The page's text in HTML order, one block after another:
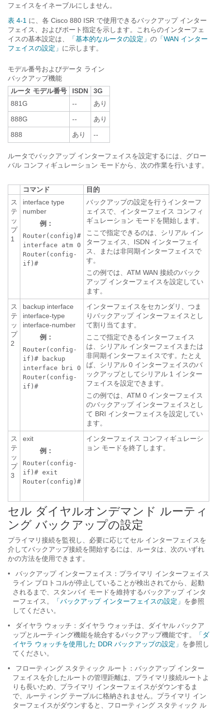
フェイスをイネーブルにしません。
表 4-1 に、各 Cisco 880 ISR で使用できるバックアップ インター
フェイス、およびポート指定を示します。これらのインターフェ
イスの基本設定は、
「基本的なルータの設定」 の 「WAN インター
フェイスの設定」 に示します。
モデル番号およびデータ ライン
バックアップ機能
ルータ モデル番号
ISDN
3G
881G
--
あり
888G
--
あり
888
あり --
ルータでバックアップ インターフェイスを設定するには、グロー
バル コンフィギュレーション モードから、次の作業を行います。
コマンド
目的
ス
テ
ッ
プ
1
interface type
number
例：
Router(config)#
interface atm 0
Router(config-
if)#
バックアップの設定を行うインターフ
ェイスで、インターフェイス コンフィ
ギュレーション モードを開始します。
ここで指定できるのは、シリアル イン
ターフェイス、ISDN インターフェイ
ス、または非同期インターフェイスで
す。
この例では、ATM WAN 接続のバック
アップ インターフェイスを設定してい
ます。
ス
テ
ッ
プ
2
backup interface
interface-type
interface-number
例：
Router(config-
if)# backup
interface bri 0
Router(config-
if)#
インターフェイスをセカンダリ、つま
りバックアップ インターフェイスとし
て割り当てます。
ここで指定できるインターフェイス
は、シリアル インターフェイスまたは
非同期インターフェイスです。たとえ
ば、シリアル 0 インターフェイスのバ
ックアップとしてシリアル 1 インター
フェイスを設定できます。
この例では、ATM 0 インターフェイス
のバックアップ インターフェイスとし
て BRI インターフェイスを設定してい
ます。
ス
テ
ッ
プ
3
exit
例：
Router(config-
if)# exit
Router(config)#
インターフェイス コンフィギュレーシ
ョン モードを終了します。
セル ダイヤルオンデマンド ルーティ
ング バックアップの設定
プライマリ接続を監視し、必要に応じてセル インターフェイスを
介してバックアップ接続を開始するには、ルータは、次のいずれ
かの方法を使用できます。
•
バックアップ インターフェイス：プライマリ インターフェイス
ライン プロトコルが停止していることが検出されてから、起動
されるまで、スタンバイ モードを維持するバックアップ インタ
ーフェイス。
「バックアップ インターフェイスの設定」 を参照
してください。
•
ダイヤラ ウォッチ：ダイヤラ ウォッチは、ダイヤル バックア
ップとルーティング機能を統合するバックアップ機能です。
「ダ
イヤラ ウォッチを使用した DDR バックアップの設定」 を参照し
てください。
•
フローティング スタティック ルート：バックアップ インター
フェイスを介したルートの管理距離は、プライマリ接続ルートよ
りも長いため、プライマリ インターフェイスがダウンするま
で、ルーティング テーブルに格納されません。プライマリ イン
ターフェイスがダウンすると、フローティング スタティック ル